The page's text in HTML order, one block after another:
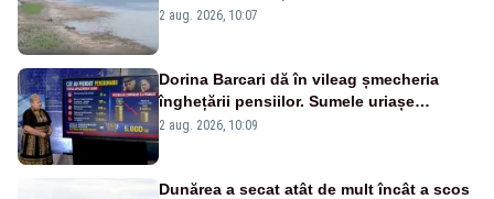
va detona o stâncă și va devia apa
2 aug. 2026, 10:07
Dorina Barcari dă în vileag șmecheria
înghețării pensiilor. Sumele uriașe
pierdute de fiecare român
2 aug. 2026, 10:09
Dunărea a secat atât de mult încât a scos